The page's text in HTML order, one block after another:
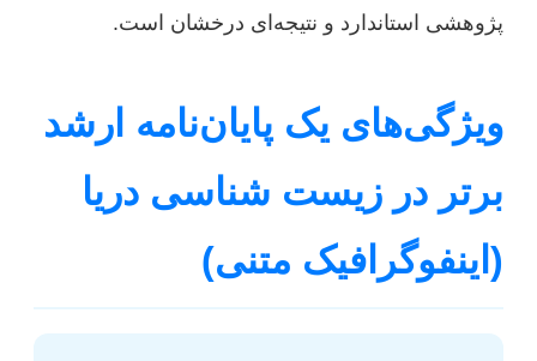
پژوهشی استاندارد و نتیجه‌ای درخشان است.
ویژگی‌های یک پایان‌نامه ارشد
برتر در زیست شناسی دریا
(اینفوگرافیک متنی)